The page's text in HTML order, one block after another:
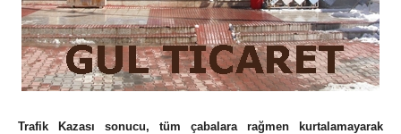
Trafik Kazası sonucu, tüm çabalara rağmen kurtalamayarak